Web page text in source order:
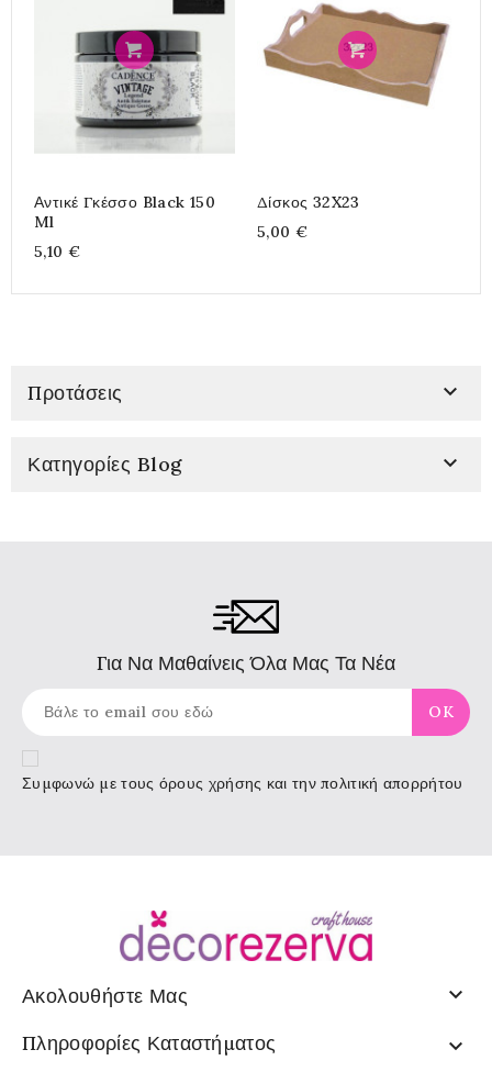
Αντικέ Γκέσσο Black 150
Ml
5,10 €
Δίσκος 32X23
5,00 €
Προτάσεις 
Κατηγορίες Blog 
Για Να Μαθαίνεις Όλα Μας Τα Νέα
Συμφωνώ με τους όρους χρήσης και την πολιτική απορρήτου
Ακολουθήστε Μας 
Πληροφορίες Καταστήματος 